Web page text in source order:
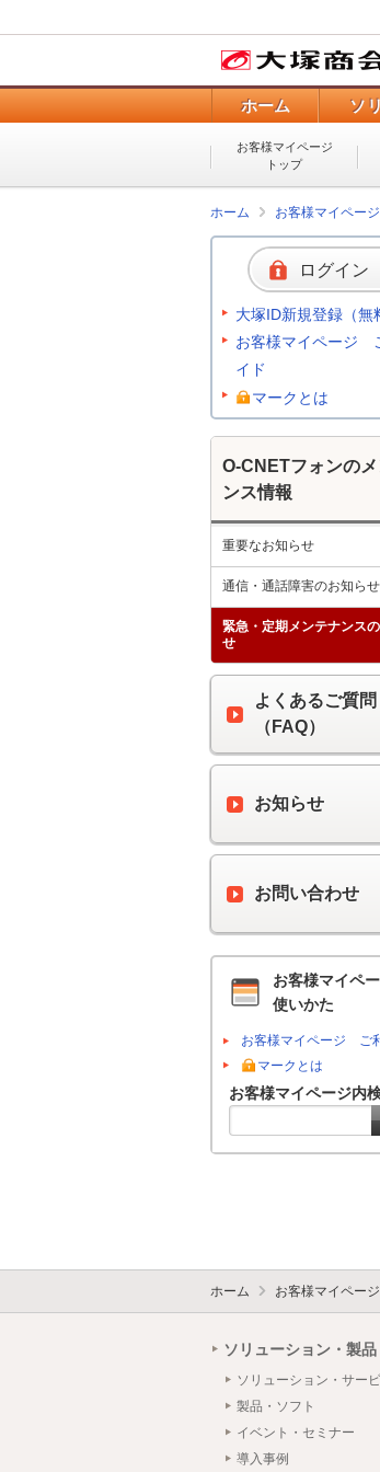
ホーム ソ
お客様マイページ
トップ
ホーム お客様マイページ
ログイン
大塚ID新規登録（無
お客様マイページ
イド
マークとは
O-CNETフォンの
ンス情報
重要なお知らせ
通信・通話障害のお知らせ
緊急・定期メンテナンス
せ
よくあるご質問
（FAQ）
お知らせ
お問い合わせ
お客様マイペ
使いかた
お客様マイページ ご
マークとは
お客様マイページ内
ホーム お客様マイページ
ソリューション・製品
ソリューション・サー
製品・ソフト
イベント・セミナー
導入事例